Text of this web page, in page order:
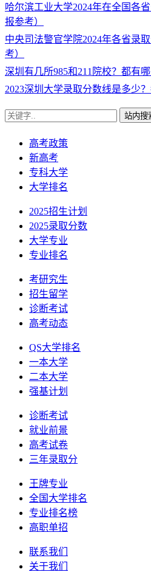
哈尔滨工业大学2024年在全国各
报参考）
中央司法警官学院2024年各省录
考）
深圳有几所985和211院校？都有哪
2023深圳大学录取分数线是多少
站内搜
高考政策
新高考
专科大学
大学排名
2025招生计划
2025录取分数
大学专业
专业排名
考研究生
招生留学
诊断考试
高考动态
QS大学排名
一本大学
二本大学
强基计划
诊断考试
就业前景
高考试卷
三年录取分
王牌专业
全国大学排名
专业排名榜
高职单招
联系我们
关于我们